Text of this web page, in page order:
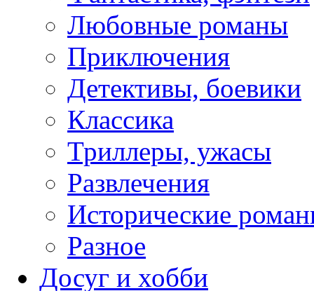
Любовные романы
Приключения
Детективы, боевики
Классика
Триллеры, ужасы
Развлечения
Исторические
Разное
Досуг и хобби